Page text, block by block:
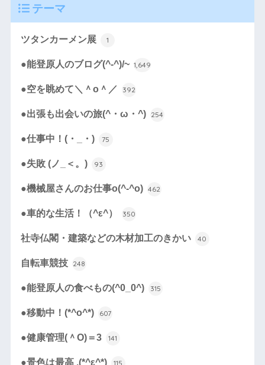
テーマ
ツタンカーメン展 1
●能登原人のブログ(^-^)/~ 1,649
●空を眺めて＼＾o＾／ 392
●出張も出会いの旅(^・ω・^) 254
●仕事中！(・_・) 75
●失敗 (ノ_＜。) 93
●機械屋さんのお仕事o(^-^o) 462
●車的な生活！（^ε^） 350
社寺仏閣・建築などの木材加工のきかい 40
自転車競技 248
●能登原人の食べもの(^0_0^) 315
●移動中！(*^o^*) 607
●健康管理(＾O)＝3 141
●景色は最高 .(*^ε^*) 115